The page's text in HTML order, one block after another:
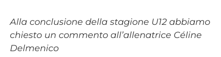
Alla conclusione della stagione U12 abbiamo
chiesto un commento all’allenatrice Céline
Delmenico